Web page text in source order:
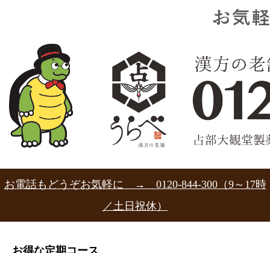
お電話もどうぞお気軽に → 0120-844-300（9～17時
／土日祝休）
お得な定期コース